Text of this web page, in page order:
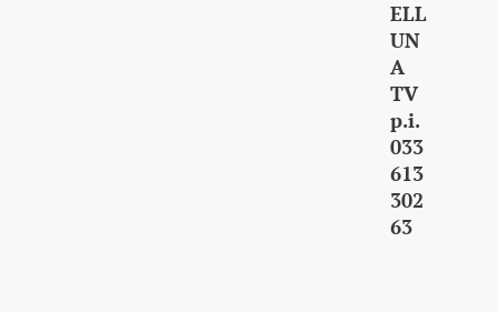
ELL
UN
A
TV
p.i.
033
613
302
63